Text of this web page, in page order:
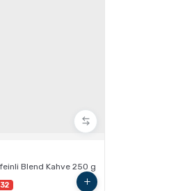
Blend Kahve 250 g